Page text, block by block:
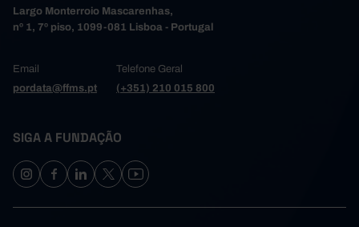
Largo Monterroio Mascarenhas,
nº 1, 7º piso, 1099-081 Lisboa - Portugal
Email
pordata@ffms.pt
Telefone Geral
(+351) 210 015 800
SIGA A FUNDAÇÃO